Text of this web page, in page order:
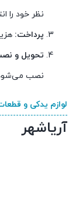
نظر خود را
پرداخت:
تحویل و
نصب
لوازم یدکی و
آریاشهر